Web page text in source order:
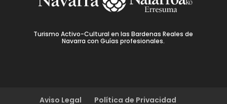
Turismo Activo-Cultural en las Bardenas Reales de
Navarra con Guías profesionales.
Aviso Legal Política de Privacidad